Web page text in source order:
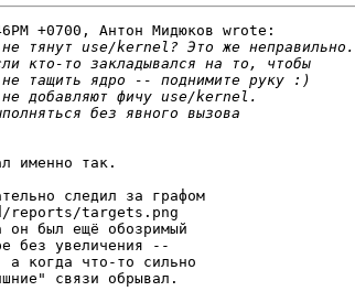
+0700, Антон Мидюков wrote:
именно так.
следил за графом
reports/targets.png
он был ещё обозримый
без увеличения --
а когда что-то сильно
связи обрывал.